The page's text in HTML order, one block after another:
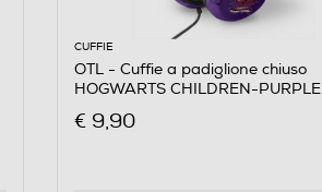
CUFFIE
OTL - Cuffie a padiglione chiuso
HOGWARTS CHILDREN-PURPLE
€ 9,90